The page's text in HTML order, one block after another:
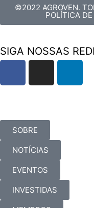
©2022 AGROVEN.
POLÍTICA DE
SIGA NOSSAS
SOBRE
NOTÍCIAS
EVENTOS
INVESTIDAS